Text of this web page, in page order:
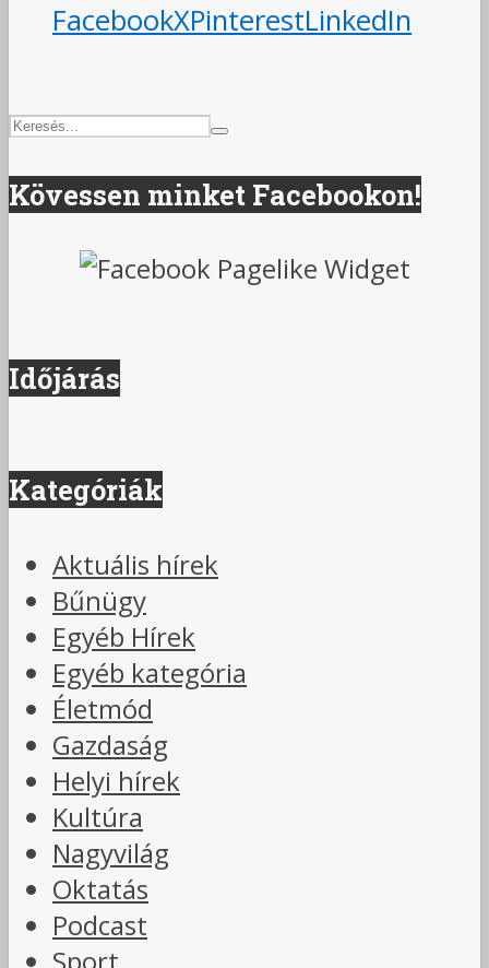
FacebookXPinterestLinkedIn
Kövessen minket Facebookon!
Időjárás
Kategóriák
Aktuális hírek
Bűnügy
Egyéb Hírek
Egyéb kategória
Életmód
Gazdaság
Helyi hírek
Kultúra
Nagyvilág
Oktatás
Podcast
Sport